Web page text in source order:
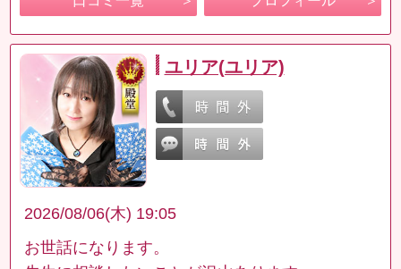
ユリア(ユリア)
2026/08/06(木) 19:05
お世話になります。